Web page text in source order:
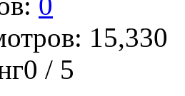
15,330
/ 5